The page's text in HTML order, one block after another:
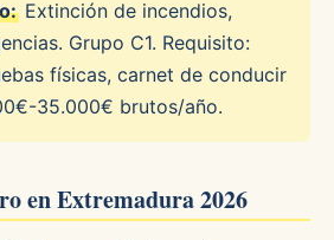
Extinción de incendios,
Grupo C1. Requisito:
físicas, carnet de conducir
35.000€ brutos/año.
en Extremadura 2026